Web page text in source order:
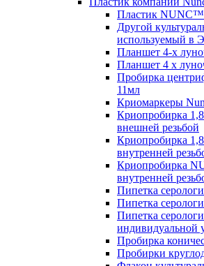
Пластик
Другой
используемый в
Планшет 4-х
Планшет 4 х
Пробирка
11мл
Криомаркеры
Криопробирка
внешней резьбой
Криопробирка
внутренней
Криопробирка
внутренней
Пипетка
Пипетка
Пипетка
индивидуальной
Пробирка
Пробирки